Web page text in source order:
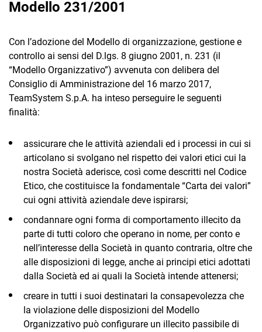
Modello 231/2001
Con l’adozione del Modello di organizzazione, gestione e
controllo ai sensi del D.lgs. 8 giugno 2001, n. 231 (il
“Modello Organizzativo”) avvenuta con delibera del
Consiglio di Amministrazione del 16 marzo 2017,
TeamSystem S.p.A. ha inteso perseguire le seguenti
finalità:
assicurare che le attività aziendali ed i processi in cui si
articolano si svolgano nel rispetto dei valori etici cui la
nostra Società aderisce, così come descritti nel Codice
Etico, che costituisce la fondamentale “Carta dei valori”
cui ogni attività aziendale deve ispirarsi;
condannare ogni forma di comportamento illecito da
parte di tutti coloro che operano in nome, per conto e
nell’interesse della Società in quanto contraria, oltre che
alle disposizioni di legge, anche ai principi etici adottati
dalla Società ed ai quali la Società intende attenersi;
creare in tutti i suoi destinatari la consapevolezza che
la violazione delle disposizioni del Modello
Organizzativo può configurare un illecito passibile di